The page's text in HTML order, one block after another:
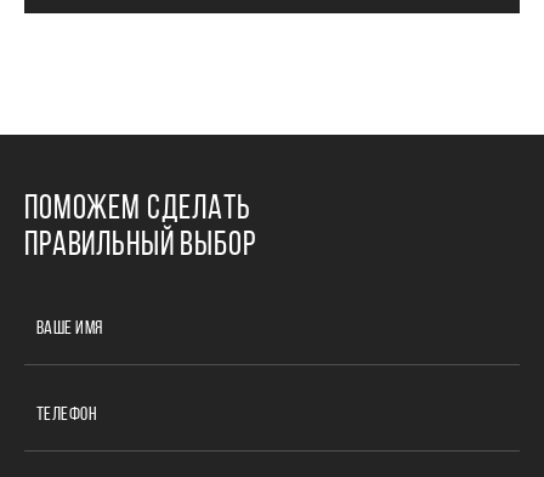
ПОМОЖЕМ СДЕЛАТЬ
ПРАВИЛЬНЫЙ ВЫБОР
ВАШЕ ИМЯ
ТЕЛЕФОН